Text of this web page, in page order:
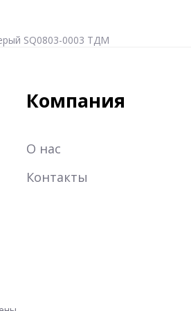
SQ0803-0003 ТДМ
Компания
О нас
Контакты